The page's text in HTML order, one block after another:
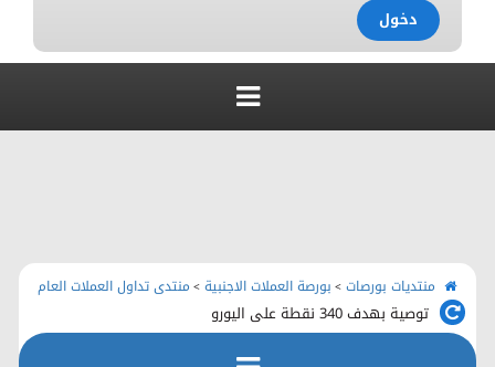
الرئيسية
منتديات بورصات > بورصة العملات الاجنبية > منتدى تداول العملات العام
توصية بهدف 340 نقطة على اليورو